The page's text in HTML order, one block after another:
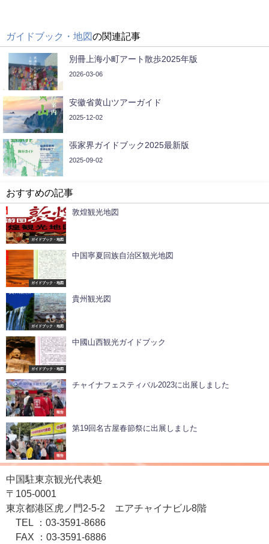
ガイドブック・地図の関連記事
別冊上海小町アート散歩2025年版
2026-03-06
安徽省黄山ツアーガイド
2025-12-02
張家界ガイドブック2025最新版
2025-09-02
おすすめの記事
ガイドブック・地図
敦煌観光地図
ガイドブック・地図
中国寧夏回族自治区観光地図
ガイドブック・地図
貴州観光図
ガイドブック・地図
中國山西観光ガイドブック
報告
チャイナフェスティバル2023に出展しました
報告
第19回名古屋春節祭に出展しました
中国駐東京観光代表処
〒105-0001
東京都港区虎ノ門2-5-2 エアチャイナビル8階
TEL ：03-3591-8686
FAX ：03-3591-6886